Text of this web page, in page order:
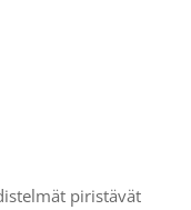
piristävät